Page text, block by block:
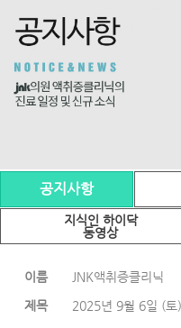
공지사항
지식인 하이닥
동영상
이름
JNK액취증클리닉
제목
2025년 9월 6일 (토